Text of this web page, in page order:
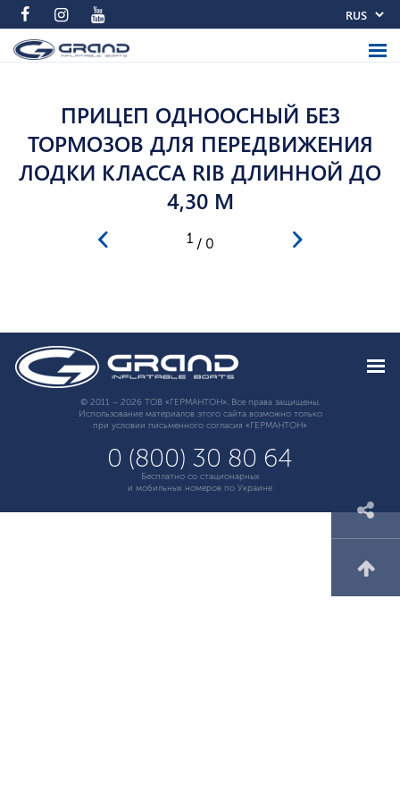
ПРИЦЕП ОДНООСНЫЙ БЕЗ
ТОРМОЗОВ ДЛЯ ПЕРЕДВИЖЕНИЯ
ЛОДКИ КЛАССА RIB ДЛИННОЙ ДО
4,30 М
1 / 0
© 2011 – 2026 ТОВ «ГЕРМАНТОН». Все права защищены.
Использование материалов этого сайта возможно только
при условии письменного согласия «ГЕРМАНТОН»
0 (800) 30 80 64
Бесплатно со стационарных
и мобильных номеров по Украине